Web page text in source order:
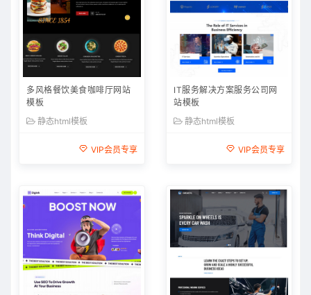
多风格餐饮美食咖啡厅网站
模板
静态html模板
VIP会员专享
IT服务解决方案服务公司网
站模板
静态html模板
VIP会员专享